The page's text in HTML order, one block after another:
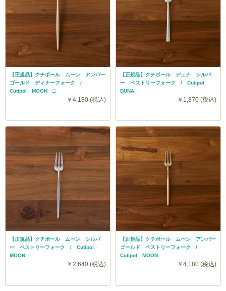
【正規品】クチポール ムーン アンバー
ゴールド ディナーフォーク /
Cutipol MOON □
￥4,180 (税込)
【正規品】クチポール デュナ シルバ
ー ペストリーフォーク / Cutipol
DUNA
￥1,870 (税込)
【正規品】クチポール ムーン シルバ
ー ペストリーフォーク / Cutipol
MOON
￥2,640 (税込)
【正規品】クチポール ムーン アンバー
ゴールド ペストリーフォーク /
Cutipol MOON
￥4,180 (税込)